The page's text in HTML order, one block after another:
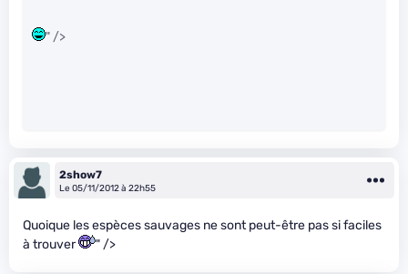
" />
2show7
Le 05/11/2012 à 22h55
Quoique les espèces sauvages ne sont peut-être pas si faciles
à trouver
" />